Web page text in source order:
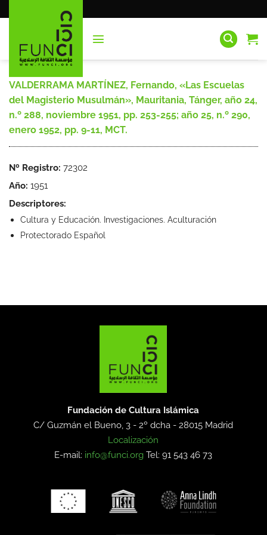
al
VALDERRAMA MARTÍNEZ, Fernando, «Las Escuelas
del Magisterio Musulmán», Mauritania, Tánger, año 24,
n.º 288, noviembre 1951, pp. 253-255; año 25, n.º 290,
enero 1952, pp. 9-11, MCT.
Nº Registro: 72302
Año: 1951
Descriptores:
Cultura y Educación. Investigaciones. Aculturación
Protectorado Español
Fundación de Cultura Islámica
C/ Guzmán el Bueno, 3 - 2º dcha -28015 Madrid
Localización
E-mail: info@funci.org Tel: 91 543 46 73